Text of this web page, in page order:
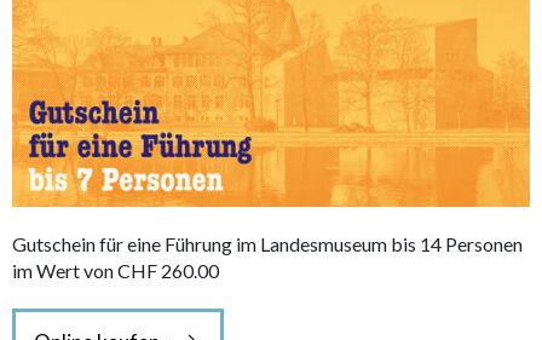
Gutschein für eine Führung im Landesmuseum bis 14 Personen
im Wert von CHF 260.00